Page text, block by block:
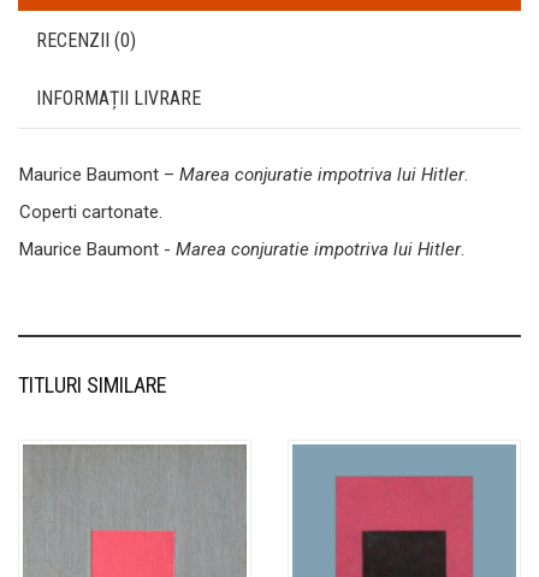
RECENZII (0)
INFORMAȚII LIVRARE
Maurice Baumont – Marea conjuratie impotriva lui Hitler.
Coperti cartonate.
Maurice Baumont - Marea conjuratie impotriva lui Hitler.
TITLURI SIMILARE